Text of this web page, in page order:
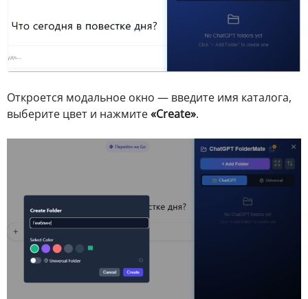
Откроется модальное окно — введите имя каталога,
выберите цвет и нажмите«Create».